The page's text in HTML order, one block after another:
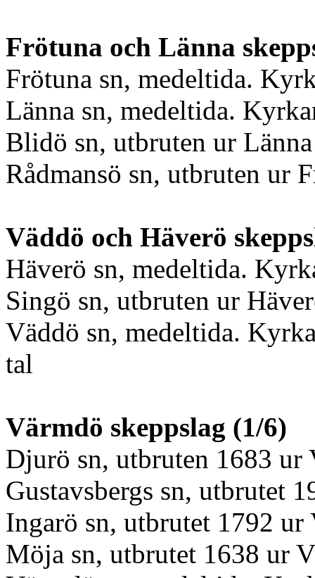
Frötuna och Länna
Frötuna sn, medeltida.
Länna sn, medeltida.
Blidö sn, utbruten ur
Rådmansö sn, utbruten ur
Väddö och Häverö
Häverö sn, medeltida.
Singö sn, utbruten ur
Väddö sn, medeltida.
tal
Värmdö skeppslag (1/6)
Djurö sn, utbruten 1683 ur
Gustavsbergs sn, utbrutet
Ingarö sn, utbrutet 1792 ur
Möja sn, utbrutet 1638 ur